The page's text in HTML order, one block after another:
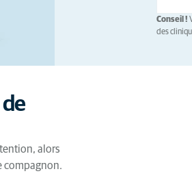
Conseil !
des
alors
compagnon.